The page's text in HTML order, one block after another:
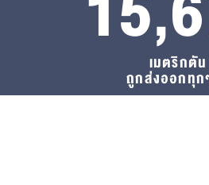
เมตริกตัน
ถูกส่งออกทุก